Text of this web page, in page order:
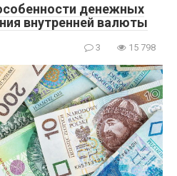
денежных
внутренней валюты
3 15 798